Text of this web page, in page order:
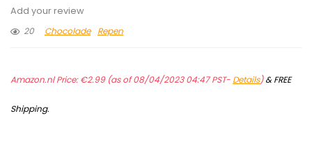
Add your review
20
Chocolade Repen
Amazon.nl Price:€2.99(as of 08/04/2023 04:47 PST- Details)&FREE
Shipping.